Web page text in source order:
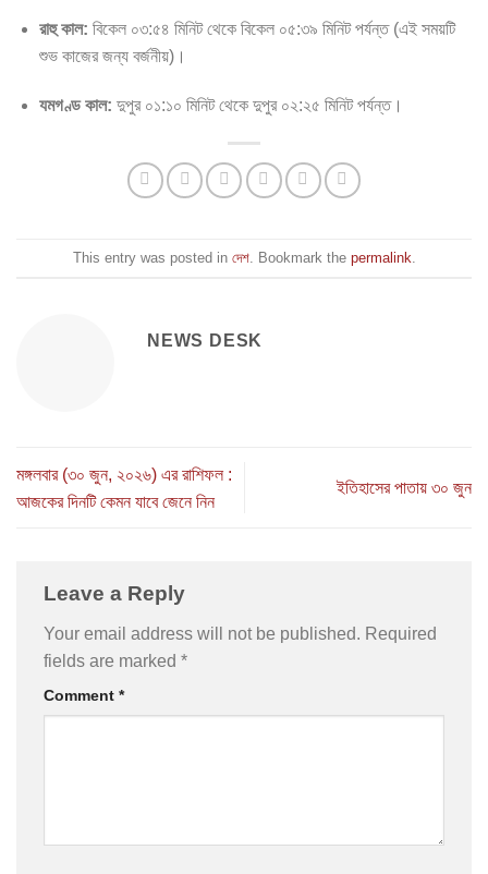
রাহু কাল: বিকেল ০৩:৫৪ মিনিট থেকে বিকেল ০৫:৩৯ মিনিট পর্যন্ত (এই সময়টি
শুভ কাজের জন্য বর্জনীয়)।
যমগণ্ড কাল: দুপুর ০১:১০ মিনিট থেকে দুপুর ০২:২৫ মিনিট পর্যন্ত।
This entry was posted in দেশ. Bookmark the permalink
NEWS DESK
মঙ্গলবার (৩০ জুন, ২০২৬) এর রাশিফল :
আজকের দিনটি কেমন যাবে জেনে নিন
ইতিহাসের পাতায় ৩০ জুন
Leave a Reply
Your email address will not be published. Required
fields are marked *
Comment *